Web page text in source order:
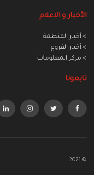
الأخبار و الاعلام
> أخبار المنطمة
> أخبار الفروع
> مركز المعلومات
تابعونا
© 2021